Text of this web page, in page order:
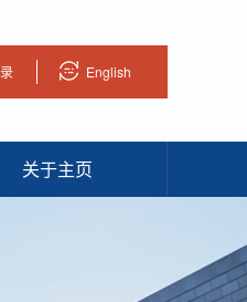
English
关于主页